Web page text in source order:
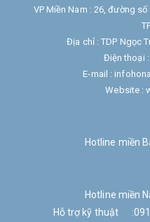
VP Miền Nam : 26, đường số
Địa chỉ : TDP Ngọc
Điện thoại
E-mail :
Website :
Hotline miền
Hotline miền
Hỗ trợ kỹ thuật